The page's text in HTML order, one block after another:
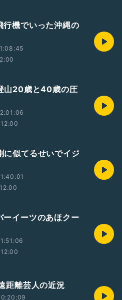
機でいった沖縄の
山20歳と40歳の圧
12:00
似てるせいでイジ
12:00
イーツのあほクー
12:00
距離芸人の近況